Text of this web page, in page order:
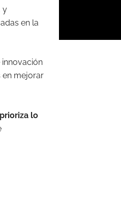
y
en la
innovación
en mejorar
lo